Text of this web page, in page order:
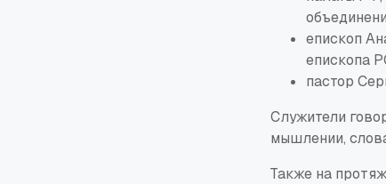
епископ
епископа
пастор
Служители
мышлении,
Также на